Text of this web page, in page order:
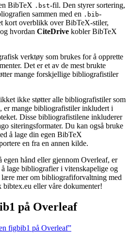
BibTeX .bst-fil. Den styrer sortering,
sammen med en .bib-
kort overblikk over BibTeX-stiler,
hvordan CiteDrive kobler BibTeX
verktøy som brukes for å opprette
Det er et av de mest brukte
mange forskjellige bibliografistiler
ikke støtter alle bibliografistiler som
er mange bibliografistiler inkludert i
Disse bibliografistilene inkluderer
siteringsformater. Du kan også bruke
å lage din egen BibTeX
en fra en annen kilde.
hånd eller gjennom Overleaf, er
lage bibliografier i vitenskapelige og
lære mer om bibliografiforvaltning med
eller våre dokumenter!
på Overleaf
figbib1 på Overleaf”